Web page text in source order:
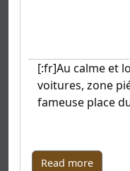
[:fr]Au calme et
voitures, zone
fameuse place
Read more